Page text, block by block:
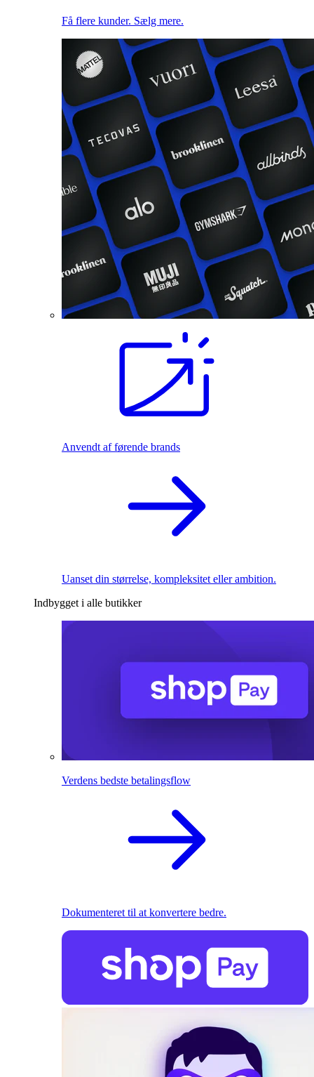
Få flere kunder. Sælg mere.
Anvendt af førende brands
Uanset din størrelse, kompleksitet eller ambition.
Indbygget i alle butikker
Verdens bedste betalingsflow
Dokumenteret til at konvertere bedre.